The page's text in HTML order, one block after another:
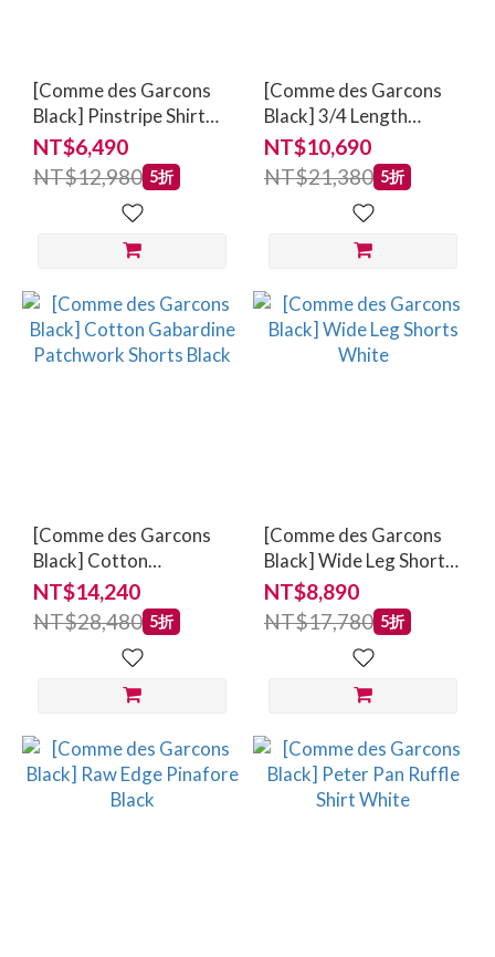
[Comme des Garcons
Black] Pinstripe Shirt
Black
NT$6,490
NT$12,980 5折
[Comme des Garcons
Black] 3/4 Length
Herringbone Pants
NT$10,690
NT$21,380 5折
[Comme des Garcons
Black] Cotton
Gabardine Patchwork
Shorts Black
NT$14,240
NT$28,480 5折
[Comme des Garcons
Black] Wide Leg Shorts
White
NT$8,890
NT$17,780 5折